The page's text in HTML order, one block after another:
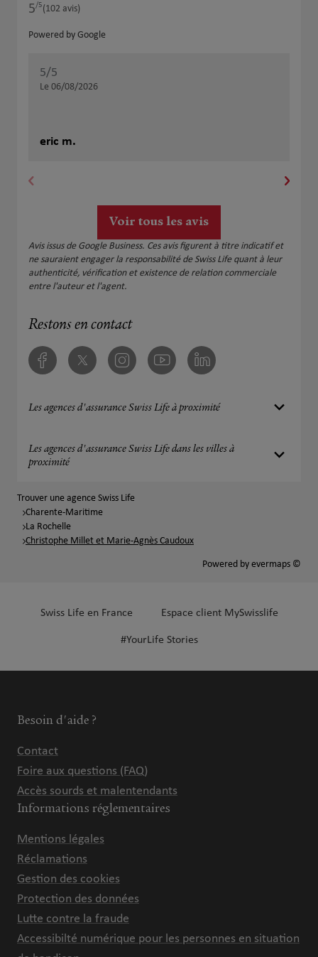
5/5Note de 5 sur 5
(102 avis)
Powered by Google
5/5
Le 06/08/2026
eric m.
Voir tous les avis
Avis issus de Google Business. Ces avis figurent à titre indicatif et
ne sauraient engager la responsabilité de Swiss Life quant à leur
authenticité, vérification et existence de relation commerciale
entre l'auteur et l'agent.
Restons en contact
FacebookTwitter InstagramYoutube Linkedin
Les agences d'assurance Swiss Life à proximité
Les agences d'assurance Swiss Life dans les villes à
proximité
Trouver une agence Swiss Life
Charente-Maritime
La Rochelle
Christophe Millet et Marie-Agnès Caudoux
Powered by evermaps ©
Swiss Life en France Espace client MySwisslife
#YourLife Stories
Besoin d'aide ?
Contact
Foire aux questions (FAQ)
Accès sourds et malentendants
Informations réglementaires
Mentions légales
Réclamations
Gestion des cookies
Protection des données
Lutte contre la fraude
Accessibilté numérique pour les personnes en situation